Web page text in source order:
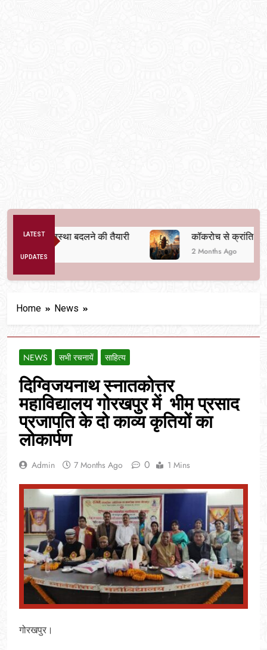
LATEST
UPDATES
व्यवस्था बदलने की तैयारी कॉकरोच से क्रांति तक
2 Months Ago
Home News
NEWS सभी रचनायें साहित्य
दिग्विजयनाथ स्नातकोत्तर
महाविद्यालय गोरखपुर में भीम प्रसाद
प्रजापति के दो काव्य कृतियों का
लोकार्पण
Admin 7 Months Ago 0 1 Mins
गोरखपुर।